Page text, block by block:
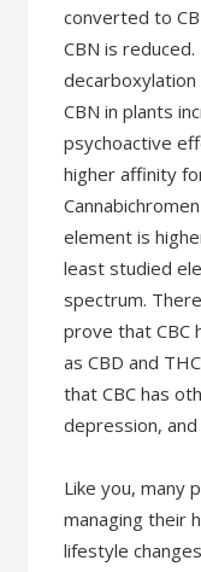
converted to
CBN is
CBN in plants
psychoactive
higher affinity
element is
least studied
spectrum.
prove that CBC
as CBD and
that CBC has
depression,
Like you, many
managing their
lifestyle